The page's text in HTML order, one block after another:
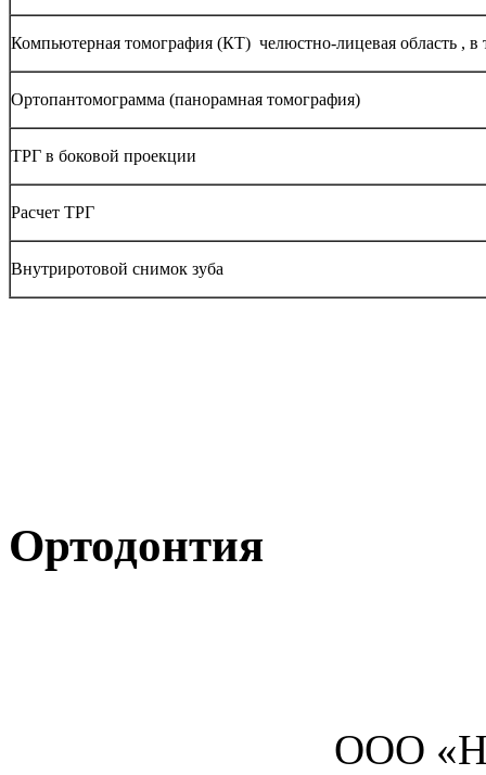
Компьютерная томография (КТ) челюстно-лицевая область ,
Ортопантомограмма (панорамная томография)
ТРГ в боковой проекции
Расчет ТРГ
Внутриротовой снимок зуба
Ортодонтия
ООО